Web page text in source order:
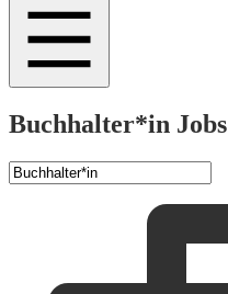
Buchhalter*in Jobs